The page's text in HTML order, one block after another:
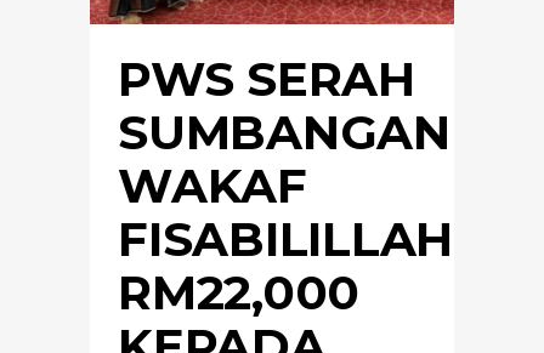
PWS SERAH
SUMBANGAN
WAKAF
FISABILILLAH
RM22,000